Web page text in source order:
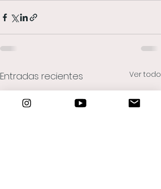
Entradas recientes Ver todo